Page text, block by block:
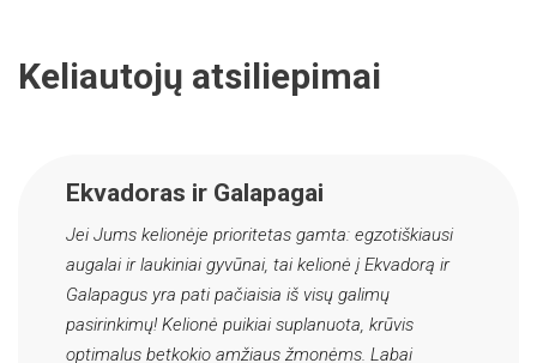
Keliautojų atsiliepimai
Ekvadoras ir Galapagai
Jei Jums kelionėje prioritetas gamta: egzotiškiausi
augalai ir laukiniai gyvūnai, tai kelionė į Ekvadorą ir
Galapagus yra pati pačiaisia iš visų galimų
pasirinkimų! Kelionė puikiai suplanuota, krūvis
optimalus betkokio amžiaus žmonėms. Labai